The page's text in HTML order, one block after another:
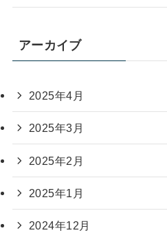
アーカイブ
2025年4月
2025年3月
2025年2月
2025年1月
2024年12月